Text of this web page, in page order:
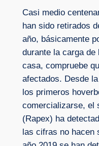
Casi medio
han sido retirados
año, básicamente
durante la carga
casa, compruebe
afectados. Desde
los primeros
comercializarse, el
(Rapex) ha
las cifras no hacen